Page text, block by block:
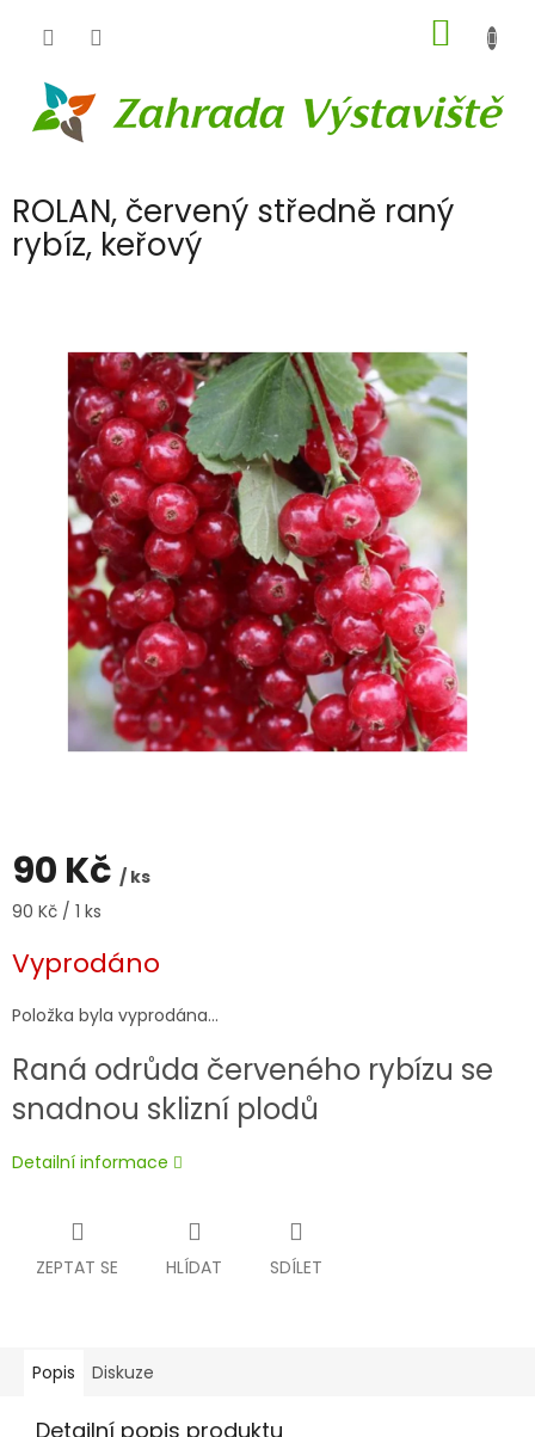
KOŠÍK
ROLAN, červený středně raný
rybíz, keřový
90 Kč / ks
Měrná
90 Kč / 1 ks
Vyprodáno
Položka byla vyprodána…
Raná odrůda červeného rybízu se
snadnou sklizní plodů
Detailní informace
ZEPTAT SE HLÍDAT SDÍLET
Popis Diskuze
Detailní popis produktu